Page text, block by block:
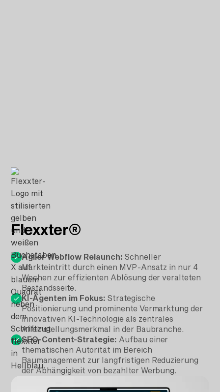
Flexxter®
Agiler Webflow Relaunch: Schneller
Markteintritt durch einen MVP-Ansatz in nur 4
Wochen zur effizienten Ablösung der veralteten
Bestandsseite.
KI-Agenten im Fokus: Strategische
Positionierung und prominente Vermarktung der
innovativen KI-Technologie als zentrales
Alleinstellungsmerkmal in der Baubranche.
SEO-Content-Strategie: Aufbau einer
thematischen Autorität im Bereich
Baumanagement zur langfristigen Reduzierung
der Abhängigkeit von bezahlter Werbung.